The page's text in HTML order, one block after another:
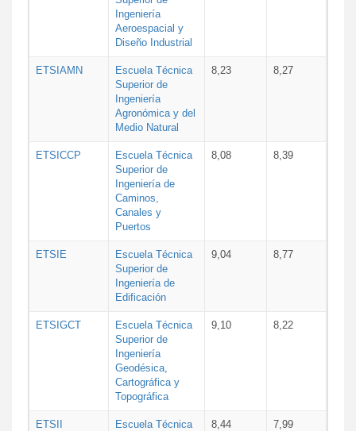
Ingeniería
Aeroespacial y
Diseño Industrial
ETSIAMN
Escuela Técnica
Superior de
Ingeniería
Agronómica y del
Medio Natural
8,23 8,27
ETSICCP
Escuela Técnica
Superior de
Ingeniería de
Caminos,
Canales y
Puertos
8,08 8,39
ETSIE
Escuela Técnica
Superior de
Ingeniería de
Edificación
9,04 8,77
ETSIGCT
Escuela Técnica
Superior de
Ingeniería
Geodésica,
Cartográfica y
Topográfica
9,10 8,22
ETSII
Escuela Técnica
8,44 7,99